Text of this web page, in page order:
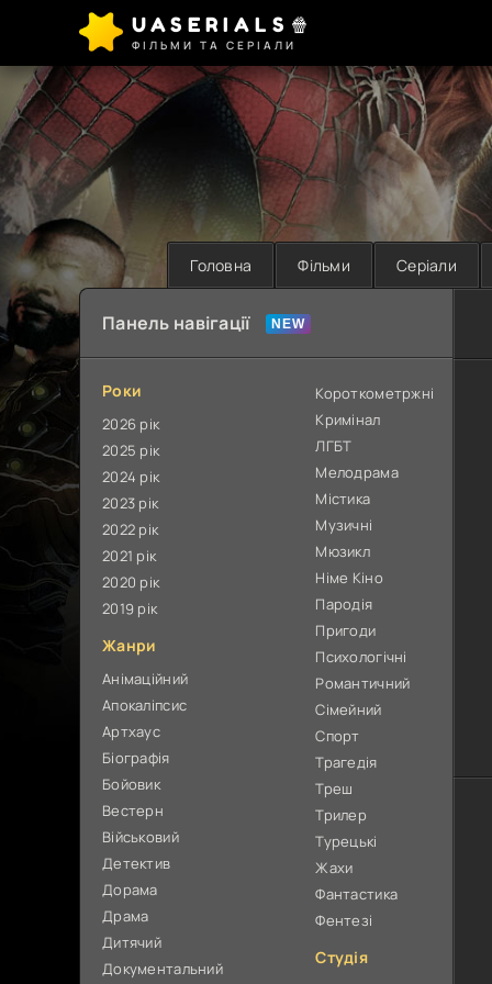
UASERIALS🍿
ФІЛЬМИ ТА СЕРІАЛИ
Головна Фільми Серіали
Панель навігації
Роки
2026 рік
2025 рік
2024 рік
2023 рік
2022 рік
2021 рік
2020 рік
2019 рік
Жанри
Анімаційний
Апокаліпсис
Артхаус
Біографія
Бойовик
Вестерн
Військовий
Детектив
Дорама
Драма
Дитячий
Документальний
Короткометржні
Кримінал
ЛГБТ
Мелодрама
Містика
Музичні
Мюзикл
Німе Кіно
Пародія
Пригоди
Психологічні
Романтичний
Сімейний
Спорт
Трагедія
Треш
Трилер
Турецькі
Жахи
Фантастика
Фентезі
Студія